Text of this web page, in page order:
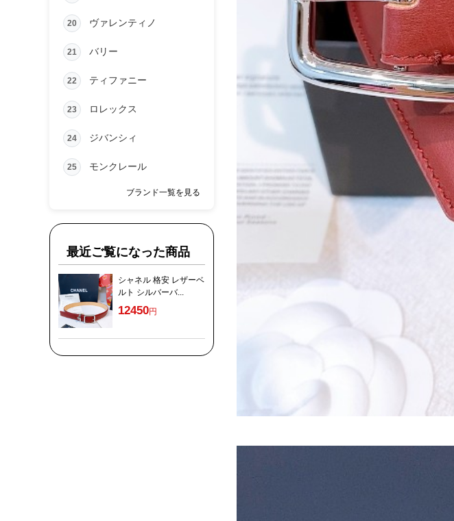
20 ヴァレンティノ
21 バリー
22 ティファニー
23 ロレックス
24 ジバンシィ
25 モンクレール
ブランド一覧を見る
最近ご覧になった商品
シャネル 格安 レザーベ
ルト シルバーバ...
12450円